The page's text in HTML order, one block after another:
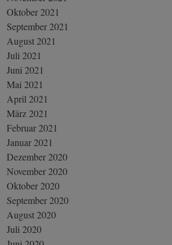
Oktober 2021
September 2021
August 2021
Juli 2021
Juni 2021
Mai 2021
April 2021
März 2021
Februar 2021
Januar 2021
Dezember 2020
November 2020
Oktober 2020
September 2020
August 2020
Juli 2020